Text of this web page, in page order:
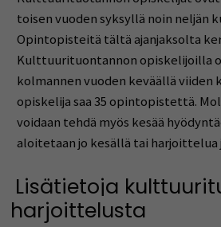
toisen vuoden syksyllä noin neljän
Opintopisteitä tältä ajanjaksolta
Kulttuurituontannon opiskelijoilla
kolmannen vuoden keväällä viiden
opiskelija saa 35 opintopistettä.
voidaan tehdä myös kesää
aloitetaan jo kesällä tai harjoittelua
Lisätietoja
harjoittelusta